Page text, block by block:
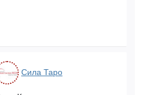
Сила Таро